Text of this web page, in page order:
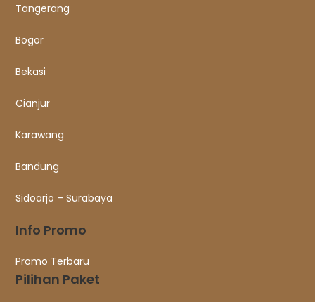
Tangerang
Bogor
Bekasi
Cianjur
Karawang
Bandung
Sidoarjo – Surabaya
Info Promo
Promo Terbaru
Pilihan Paket